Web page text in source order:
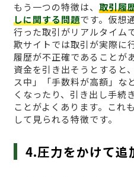
もう一つの特徴は、 取引履
しに関する問題です。仮想
行った取引がリアルタイム
欺サイトでは取引が実際に
履歴が不正確であることが
資金を引き出そうとすると
ス中」「手数料が高額」な
くなったり、引き出し手続
ことがよくあります。これ
して見られる特徴です。
4.圧力をかけて追